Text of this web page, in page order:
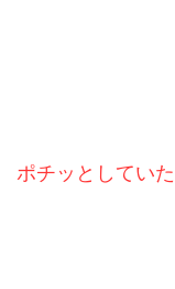
ポチッとしてい